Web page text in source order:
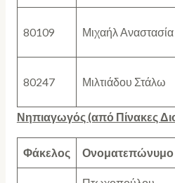
80109 Μιχαήλ Αναστασία
80247 Μιλτιάδου Στάλω
Νηπιαγωγός (από Πίνακες
Φάκελος Ονοματεπώνυμο